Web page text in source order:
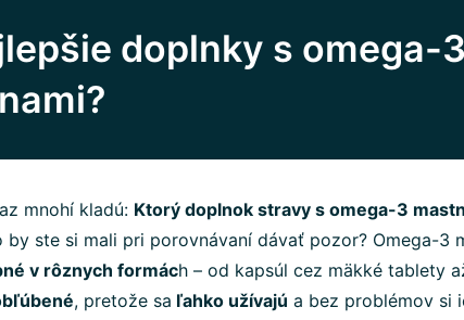
doplnky s omega-
mnohí kladú: Ktorý doplnok stravy s omega-3
by ste si mali pri porovnávaní dávať pozor? Omega-3
v rôznych formách – od kapsúl cez mäkké tablety
, pretože sa ľahko užívajú a bez problémov si